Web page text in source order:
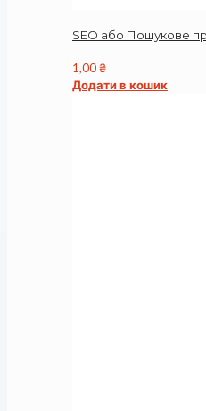
SEO або Пошукове
1,00₴
Додати в кошик